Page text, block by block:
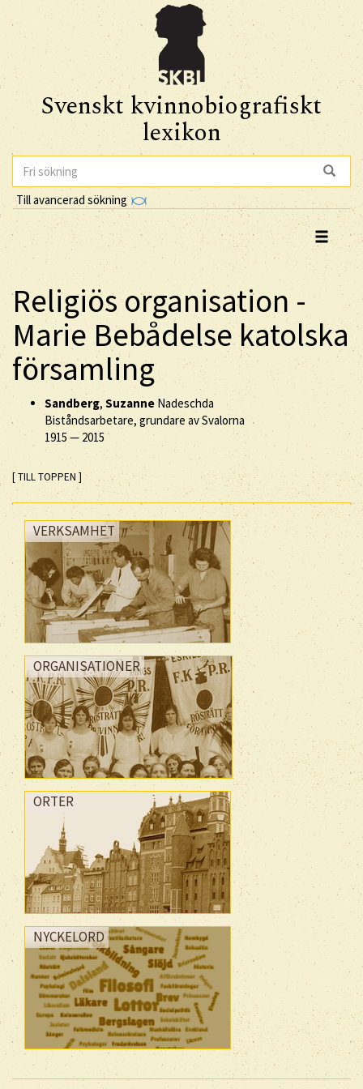
Svenskt kvinnobiografiskt
lexikon
Till avancerad sökning
Religiös organisation -
Marie Bebådelse katolska
församling
Sandberg,Suzanne Nadeschda
Biståndsarbetare, grundare av Svalorna
1915 — 2015
[ TILL TOPPEN ]
VERKSAMHET
ORGANISATIONER
ORTER
NYCKELORD